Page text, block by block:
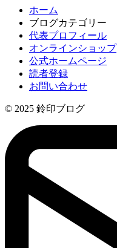
ホーム
ブログカテゴリー
代表プロフィール
オンラインショップ
公式ホームページ
読者登録
お問い合わせ
© 2025 鈴印ブログ